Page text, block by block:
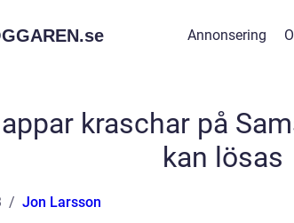
se Annonsering
kraschar på
kan lösas
Jon Larsson